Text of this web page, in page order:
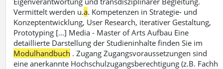
Vermittelt werden u.a. Kompetenzen in Strategie- und
Konzeptentwicklung, User Research, iterativer Gestaltung,
Prototyping [...] Media - Master of Arts Aufbau Eine
detaillierte Darstellung der Studieninhalte finden Sie im
Modulhandbuch . Zugang Zugangsvoraussetzungen sind
eine anerkannte Hochschulzugangsberechtigung (z.B. Fachh